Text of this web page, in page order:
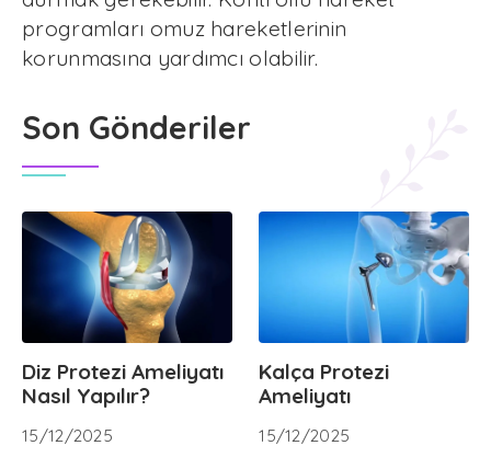
programları omuz hareketlerinin
korunmasına yardımcı olabilir.
Son Gönderiler
Diz Protezi Ameliyatı
Nasıl Yapılır?
15/12/2025
Kalça Protezi
Ameliyatı
15/12/2025